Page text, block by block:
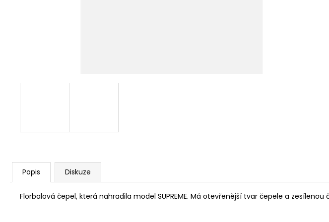
Popis Diskuze
Florbalová čepel, která nahradila model SUPREME. Má otevřenější tvar čepele a